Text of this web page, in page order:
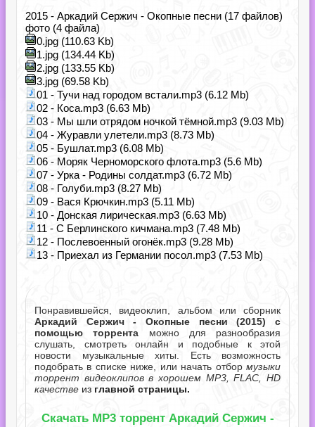
2015 - Аркадий Сержич - Окопные песни (17 файлов)
фото (4 файла)
0.jpg (110.63 Kb)
1.jpg (134.44 Kb)
2.jpg (133.55 Kb)
3.jpg (69.58 Kb)
01 - Тучи над городом встали.mp3 (6.12 Mb)
02 - Коса.mp3 (6.63 Mb)
03 - Мы шли отрядом ночкой тёмной.mp3 (9.03 Mb)
04 - Журавли улетели.mp3 (8.73 Mb)
05 - Бушлат.mp3 (6.08 Mb)
06 - Моряк Черноморского флота.mp3 (5.6 Mb)
07 - Урка - Родины солдат.mp3 (6.72 Mb)
08 - Голуби.mp3 (8.27 Mb)
09 - Вася Крючкин.mp3 (5.11 Mb)
10 - Донская лирическая.mp3 (6.63 Mb)
11 - С Берлинского кичмана.mp3 (7.48 Mb)
12 - Послевоенный огонёк.mp3 (9.28 Mb)
13 - Приехал из Германии посол.mp3 (7.53 Mb)
Понравившейся, видеоклип, альбом или сборник
Аркадий Сержич - Окопные песни (2015) с
помощью торрента можно для разнообразия
слушать, смотреть онлайн и подобные к этой
новости музыкальные хиты. Есть возможность
подобрать в списке ниже, или начать отбор музыки
торрент видеоклипов в хорошем MP3, FLAC, HD
качестве из главной страницы.
Скачать MP3 торрент Аркадий Сержич -